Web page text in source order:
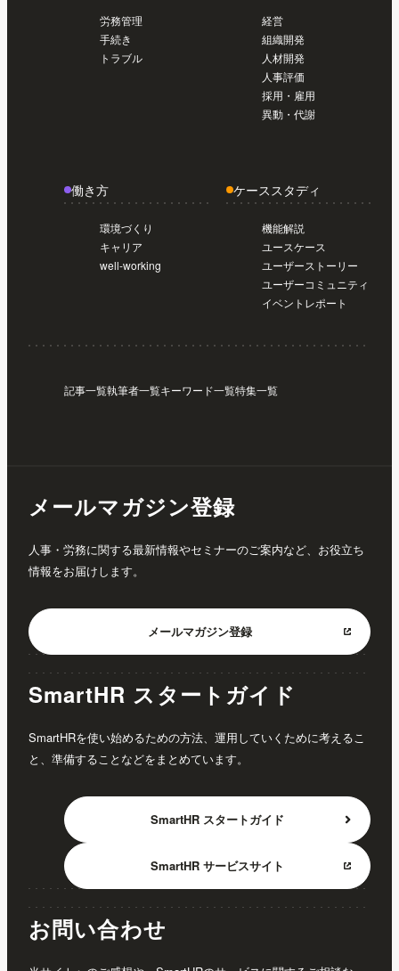
労務管理
手続き
トラブル
経営
組織開発
人材開発
人事評価
採用・雇用
異動・代謝
働き方
環境づくり
キャリア
well-working
ケーススタディ
機能解説
ユースケース
ユーザーストーリー
ユーザーコミュニティ
イベントレポート
記事一覧執筆者一覧キーワード一覧特集一覧
メールマガジン登録
人事・労務に関する最新情報やセミナーのご案内など、お役立ち
情報をお届けします。
メールマガジン登録
SmartHR スタートガイド
SmartHRを使い始めるための方法、運用していくために考えるこ
と、準備することなどをまとめています。
SmartHR スタートガイド
SmartHR サービスサイト
お問い合わせ